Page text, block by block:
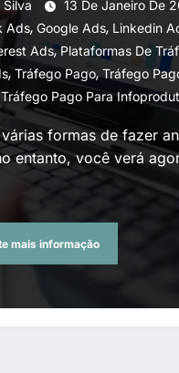
13 De Janeiro De
Ads, Google Ads, Linkedin
Ads,Plataformas De
, Tráfego Pago,Tráfego
Tráfego Pago Para
formas de fazer
entanto, você verá
mais informação